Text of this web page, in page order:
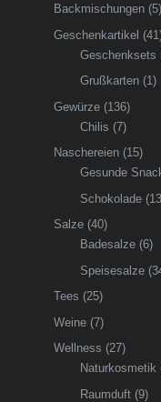
Backmischungen (5)
Geschenkartikel
Geschenksets
Grußkarten (1)
Gewürze (136)
Chilis (7)
Naschereien (15)
Gesunde
Schokolade
Salze (40)
Badesalze (6)
Speisesalze
Tees (25)
Weine (7)
Wellness (27)
Naturkosmetik
Raumduft (9)